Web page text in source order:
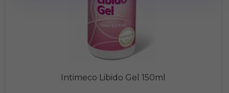
Intimeco Libido Gel 150ml